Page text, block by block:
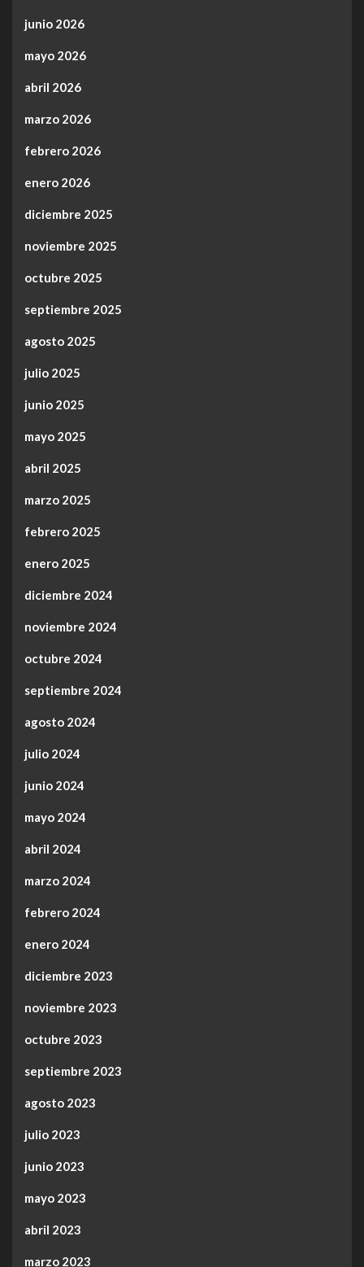
junio 2026
mayo 2026
abril 2026
marzo 2026
febrero 2026
enero 2026
diciembre 2025
noviembre 2025
octubre 2025
septiembre 2025
agosto 2025
julio 2025
junio 2025
mayo 2025
abril 2025
marzo 2025
febrero 2025
enero 2025
diciembre 2024
noviembre 2024
octubre 2024
septiembre 2024
agosto 2024
julio 2024
junio 2024
mayo 2024
abril 2024
marzo 2024
febrero 2024
enero 2024
diciembre 2023
noviembre 2023
octubre 2023
septiembre 2023
agosto 2023
julio 2023
junio 2023
mayo 2023
abril 2023
marzo 2023